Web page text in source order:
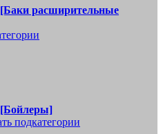
[Баки расширительные
[Бойлеры]
подкатегории